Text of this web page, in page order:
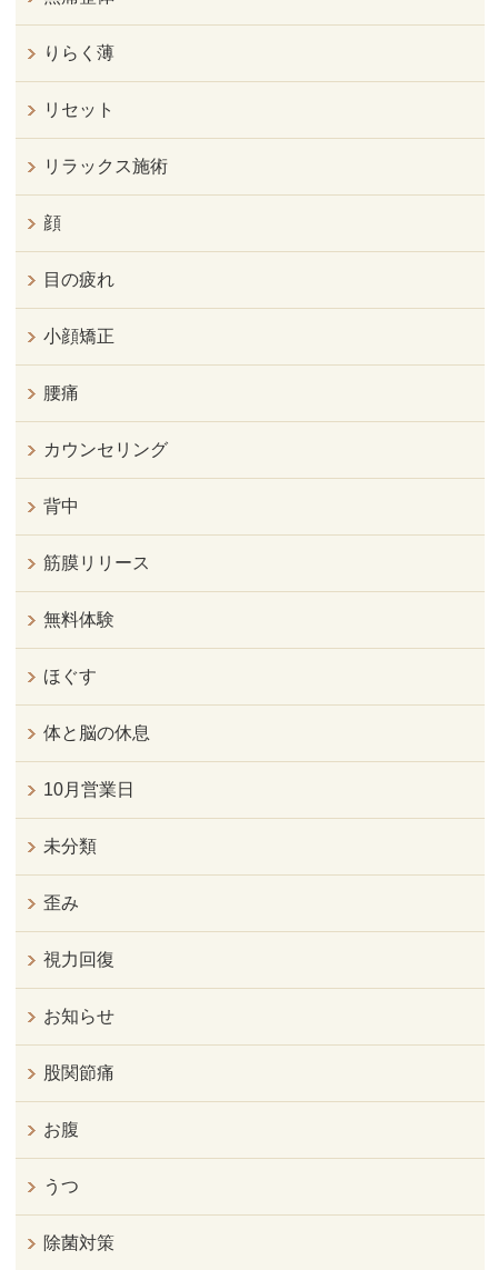
りらく薄
リセット
リラックス施術
顔
目の疲れ
小顔矯正
腰痛
カウンセリング
背中
筋膜リリース
無料体験
ほぐす
体と脳の休息
10月営業日
未分類
歪み
視力回復
お知らせ
股関節痛
お腹
うつ
除菌対策